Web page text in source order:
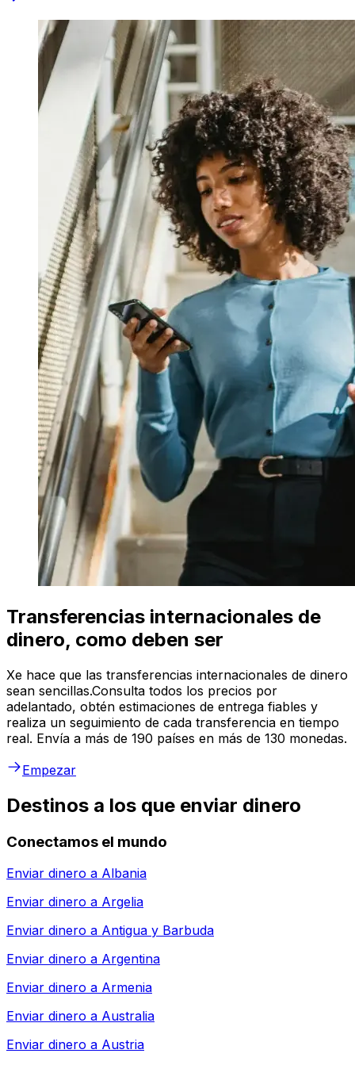
Transferencias internacionales de
dinero, como deben ser
Xe hace que las transferencias internacionales de dinero
sean sencillas.Consulta todos los precios por
adelantado, obtén estimaciones de entrega fiables y
realiza un seguimiento de cada transferencia en tiempo
real. Envía a más de 190 países en más de 130 monedas.
Empezar
Destinos a los que enviar dinero
Conectamos el mundo
Enviar dinero a Albania
Enviar dinero a Argelia
Enviar dinero a Antigua y Barbuda
Enviar dinero a Argentina
Enviar dinero a Armenia
Enviar dinero a Australia
Enviar dinero a Austria